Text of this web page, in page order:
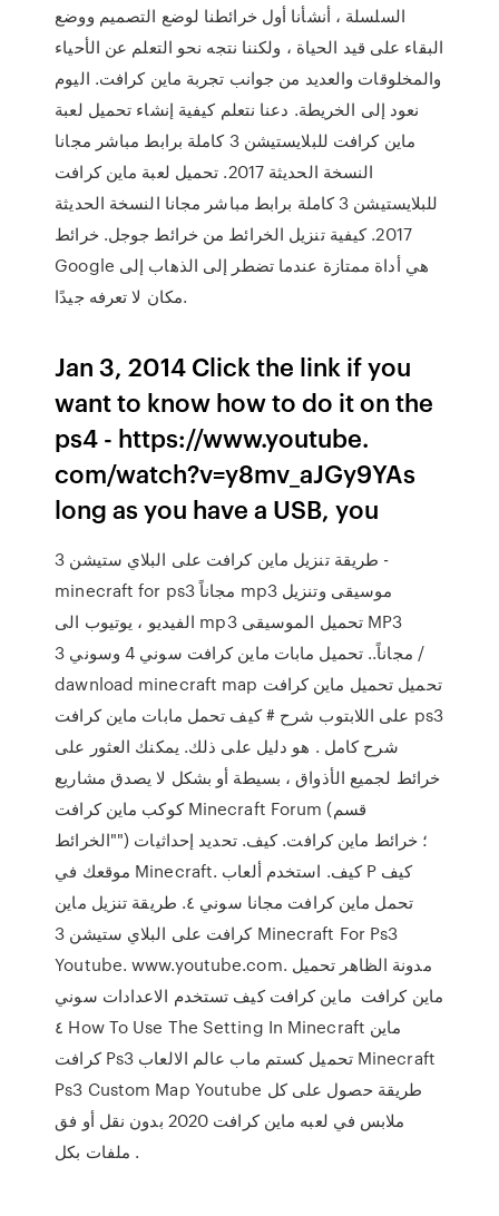
السلسلة ، أنشأنا أول خرائطنا لوضع التصميم ووضع
البقاء على قيد الحياة ، ولكننا نتجه نحو التعلم عن الأحياء
والمخلوقات والعديد من جوانب تجربة ماين كرافت. اليوم
نعود إلى الخريطة. دعنا نتعلم كيفية إنشاء تحميل لعبة
ماين كرافت للبلايستيشن 3 كاملة برابط مباشر مجانا
النسخة الحديثة 2017. تحميل لعبة ماين كرافت
للبلايستيشن 3 كاملة برابط مباشر مجانا النسخة الحديثة
2017. كيفية تنزيل الخرائط من خرائط جوجل. خرائط
Google هي أداة ممتازة عندما تضطر إلى الذهاب إلى
مكان لا تعرفه جيدًا.
Jan 3, 2014 Click the link if you
want to know how to do it on the
ps4 - https://www.youtube.
com/watch?v=y8mv_aJGy9YAs
long as you have a USB, you
طريقة تنزيل ماين كرافت على البلاي ستيشن 3 -
minecraft for ps3 مجاناً mp3 موسيقى وتنزيل
الفيديو ، يوتيوب الى mp3 تحميل الموسيقى MP3
مجاناً.. تحميل مابات ماين كرافت سوني 4 وسوني 3 /
dawnload minecraft map تحميل تحميل ماين كرافت
على اللابتوب شرح # كيف تحمل مابات ماين كرافت ps3
شرح كامل . هو دليل على ذلك. يمكنك العثور على
خرائط لجميع الأذواق ، بسيطة أو بشكل لا يصدق مشاريع
كوكب ماين كرافت Minecraft Forum (قسم
"الخرائط") ؛ خرائط ماين كرافت. كيف. تحديد إحداثيات
موقعك في Minecraft. كيف. استخدم ألعاب P كيف
تحمل ماين كرافت مجانا سوني ٤. طريقة تنزيل ماين
كرافت على البلاي ستيشن 3 Minecraft For Ps3
Youtube. www.youtube.com. مدونة الظاهر تحميل
ماين كرافت ماين كرافت كيف تستخدم الاعدادات سوني
٤ How To Use The Setting In Minecraft ماين
كرافت Ps3 تحميل كستم ماب عالم الالعاب Minecraft
Ps3 Custom Map Youtube طريقة حصول على كل
ملابس في لعبه ماين كرافت 2020 بدون نقل أو فق
ملفات بكل .